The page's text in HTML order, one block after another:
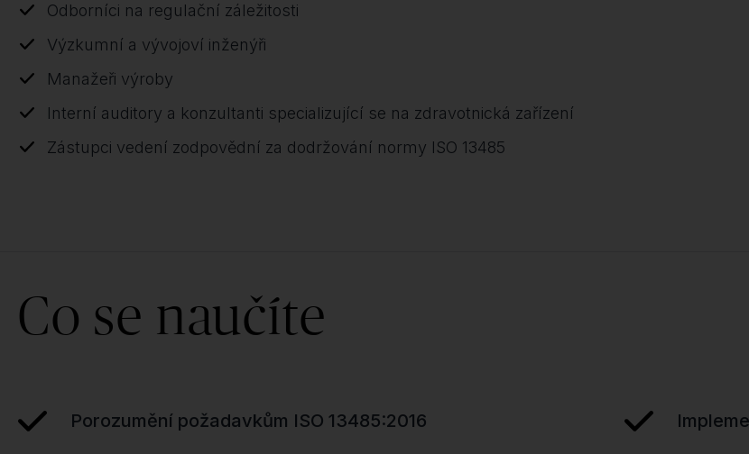
Odborníci na regulační záležitosti
Výzkumní a vývojoví inženýři
Manažeři výroby
Interní auditory a konzultanti specializující se na zdravotnická zařízení
Zástupci vedení zodpovědní za dodržování normy ISO 13485
Co se naučíte
Porozumění požadavkům ISO 13485:2016